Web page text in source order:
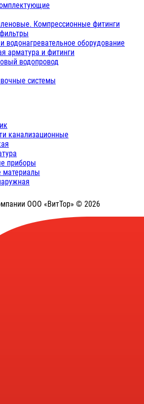
Компрессионные фитинги
водонагревательное оборудование
арматура и фитинги
водопровод
системы
канализационные
приборы
материалы
ООО «ВитТор» © 2026